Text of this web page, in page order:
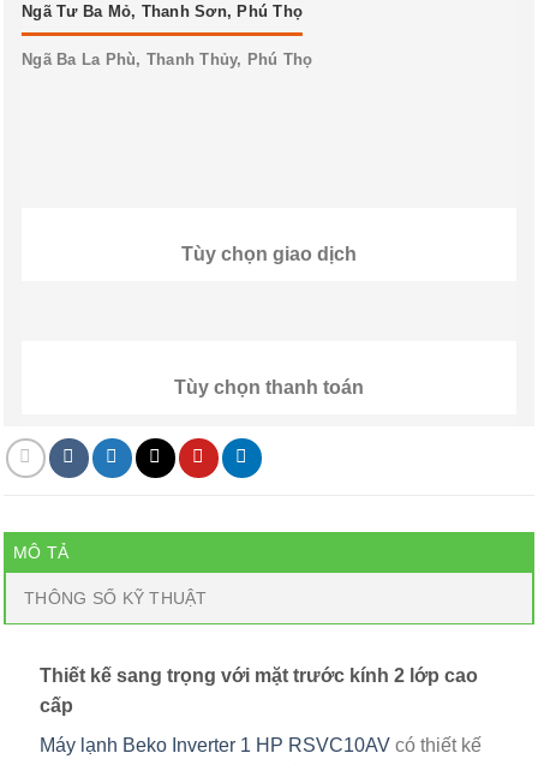
Ngã Tư Ba Mỏ, Thanh Sơn, Phú Thọ
Ngã Ba La Phù, Thanh Thủy, Phú Thọ
Tùy chọn giao dịch
Tùy chọn thanh toán
MÔ TẢ
THÔNG SỐ KỸ THUẬT
Thiết kế sang trọng với mặt trước kính 2 lớp cao
cấp
Máy lạnh Beko Inverter 1 HP RSVC10AV có thiết kế